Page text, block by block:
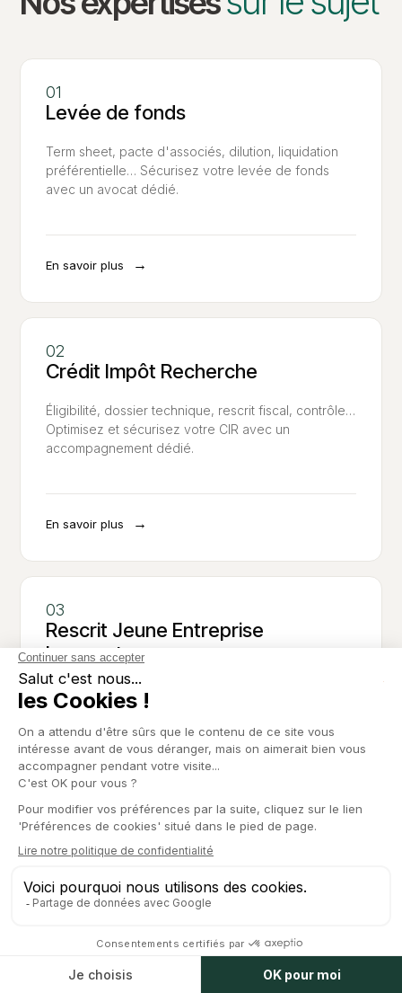
Levée de fonds
Term sheet, pacte d'associés, dilution, liquidation
préférentielle… Sécurisez votre levée de fonds
avec un avocat dédié.
En savoir plus →
Crédit Impôt Recherche
Éligibilité, dossier technique, rescrit fiscal, contrôle…
Optimisez et sécurisez votre CIR avec un
accompagnement dédié.
En savoir plus →
Rescrit Jeune Entreprise
Innovante
Exonérations fiscales et sociales, audit d'éligibilité,
dossier scientifique… Obtenez le statut JEI avec un
avocat.
En savoir plus →